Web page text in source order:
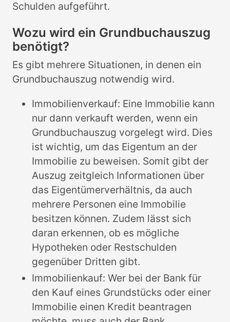
Schulden aufgeführt.
Wozu wird ein Grundbuchauszug
benötigt?
Es gibt mehrere Situationen, in denen ein
Grundbuchauszug notwendig wird.
Immobilienverkauf: Eine Immobilie kann
nur dann verkauft werden, wenn ein
Grundbuchauszug vorgelegt wird. Dies
ist wichtig, um das Eigentum an der
Immobilie zu beweisen. Somit gibt der
Auszug zeitgleich Informationen über
das Eigentümerverhältnis, da auch
mehrere Personen eine Immobilie
besitzen können. Zudem lässt sich
daran erkennen, ob es mögliche
Hypotheken oder Restschulden
gegenüber Dritten gibt.
Immobilienkauf: Wer bei der Bank für
den Kauf eines Grundstücks oder einer
Immobilie einen Kredit beantragen